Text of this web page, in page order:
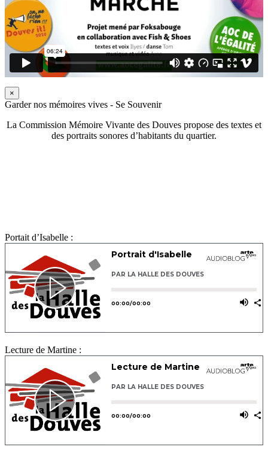
×
Garder nos mémoires vives - Se Souvenir
La Commission Mémoire Vivante des Douves propose des textes et
des portraits sonores d’habitants du quartier.
Portait d’Isabelle :
Lecture de Martine :